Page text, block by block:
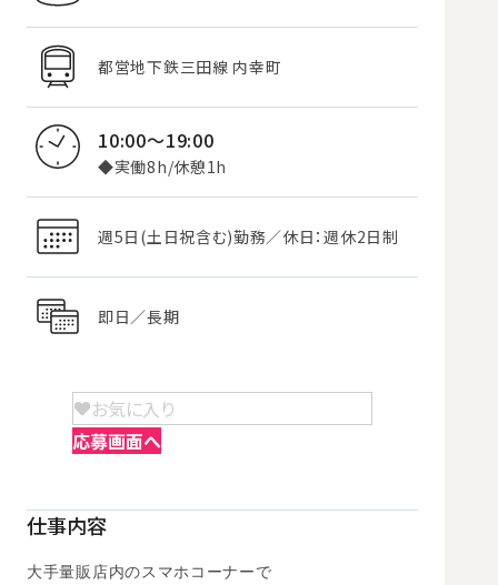
都営地下鉄三田線 内幸町
10:00～19:00
◆実働8h/休憩1h
週5日(土日祝含む)勤務／休日：週休2日制
即日／長期
お気に入り
応募画面へ
仕事内容
大手量販店内のスマホコーナーで